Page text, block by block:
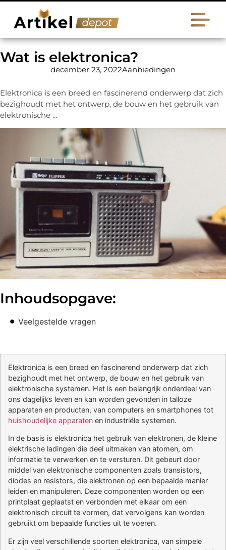
Wat is elektronica?
december 23, 2022Aanbiedingen
Elektronica is een breed en fascinerend onderwerp dat zich
bezighoudt met het ontwerp, de bouw en het gebruik van
elektronische ...
Inhoudsopgave:
Veelgestelde vragen
Elektronica is een breed en fascinerend onderwerp dat zich
bezighoudt met het ontwerp, de bouw en het gebruik van
elektronische systemen. Het is een belangrijk onderdeel van
ons dagelijks leven en kan worden gevonden in talloze
apparaten en producten, van computers en smartphones tot
huishoudelijke apparaten en industriële systemen.
In de basis is elektronica het gebruik van elektronen, de kleine
elektrische ladingen die deel uitmaken van atomen, om
informatie te verwerken en te versturen. Dit gebeurt door
middel van elektronische componenten zoals transistors,
diodes en resistors, die elektronen op een bepaalde manier
leiden en manipuleren. Deze componenten worden op een
printplaat geplaatst en verbonden met elkaar om een
elektronisch circuit te vormen, dat vervolgens kan worden
gebruikt om bepaalde functies uit te voeren.
Er zijn veel verschillende soorten elektronica, van simpele